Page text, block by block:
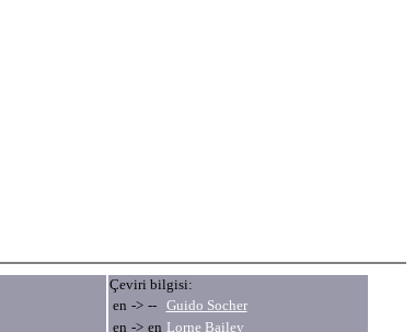
Çeviri bilgisi:
en -> --
Guido Socher
en -> en Lorne Bailey